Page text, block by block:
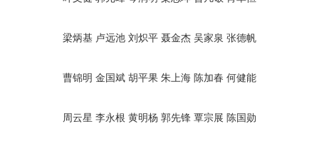
梁炳基 卢远池 刘炽平 聂金杰 吴家泉 张德帆
曹锦明 金国斌 胡平果 朱上海 陈加春 何健能
周云星 李永根 黄明杨 郭先锋 覃宗展 陈国勋